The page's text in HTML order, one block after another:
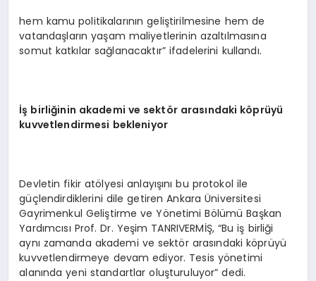
hem kamu politikalarının geliştirilmesine hem de
vatandaşların yaşam maliyetlerinin azaltılmasına
somut katkılar sağlanacaktır” ifadelerini kullandı.
İş birliğinin akademi ve sektör arasındaki köprüyü
kuvvetlendirmesi bekleniyor
Devletin fikir atölyesi anlayışını bu protokol ile
güçlendirdiklerini dile getiren Ankara Üniversitesi
Gayrimenkul Geliştirme ve Yönetimi Bölümü Başkan
Yardımcısı Prof. Dr. Yeşim TANRIVERMİŞ, “Bu iş birliği
aynı zamanda akademi ve sektör arasındaki köprüyü
kuvvetlendirmeye devam ediyor. Tesis yönetimi
alanında yeni standartlar oluşturuluyor” dedi.